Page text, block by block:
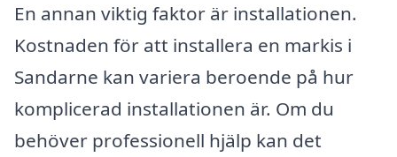
En annan viktig faktor är installationen.
Kostnaden för att installera en markis i
Sandarne kan variera beroende på hur
komplicerad installationen är. Om du
behöver professionell hjälp kan det